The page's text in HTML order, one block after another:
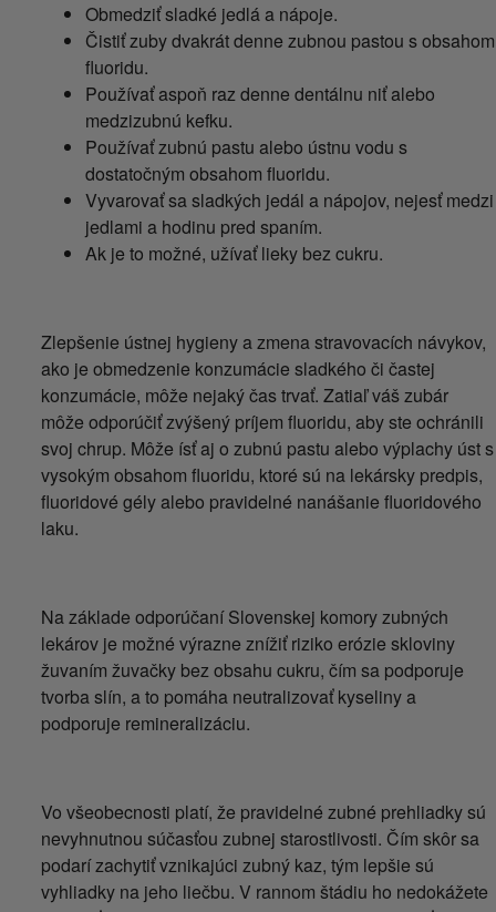
Obmedziť sladké jedlá a nápoje.
Čistiť zuby dvakrát denne zubnou pastou s obsahom
fluoridu.
Používať aspoň raz denne dentálnu niť alebo
medzizubnú kefku.
Používať zubnú pastu alebo ústnu vodu s
dostatočným obsahom fluoridu.
Vyvarovať sa sladkých jedál a nápojov, nejesť medzi
jedlami a hodinu pred spaním.
Ak je to možné, užívať lieky bez cukru.
Zlepšenie ústnej hygieny a zmena stravovacích návykov,
ako je obmedzenie konzumácie sladkého či častej
konzumácie, môže nejaký čas trvať. Zatiaľ váš zubár
môže odporúčiť zvýšený príjem fluoridu, aby ste ochránili
svoj chrup. Môže ísť aj o zubnú pastu alebo výplachy úst s
vysokým obsahom fluoridu, ktoré sú na lekársky predpis,
fluoridové gély alebo pravidelné nanášanie fluoridového
laku.
Na základe odporúčaní Slovenskej komory zubných
lekárov je možné výrazne znížiť riziko erózie skloviny
žuvaním žuvačky bez obsahu cukru, čím sa podporuje
tvorba slín, a to pomáha neutralizovať kyseliny a
podporuje remineralizáciu.
Vo všeobecnosti platí, že pravidelné zubné prehliadky sú
nevyhnutnou súčasťou zubnej starostlivosti. Čím skôr sa
podarí zachytiť vznikajúci zubný kaz, tým lepšie sú
vyhliadky na jeho liečbu. V rannom štádiu ho nedokážete